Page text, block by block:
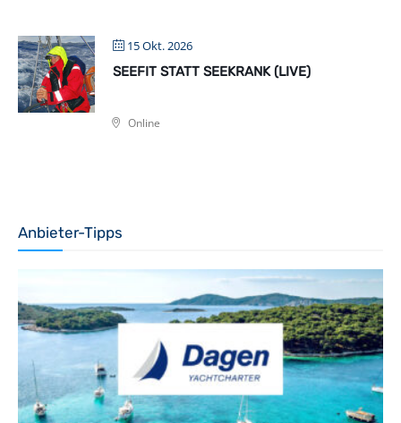
15 Okt. 2026
SEEFIT STATT SEEKRANK (LIVE)
Online
Anbieter-Tipps